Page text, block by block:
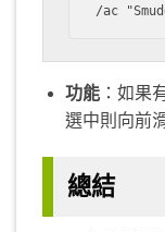
/ac
功能：如果
選中則向前
總結